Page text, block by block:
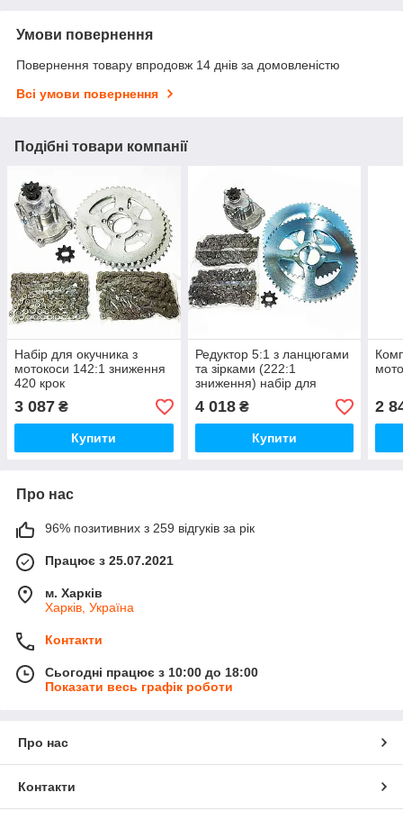
Умови повернення
Повернення товару впродовж 14 днів за домовленістю
Всі умови повернення
Подібні товари компанії
Набір для окучника з
мотокоси 142:1 зниження
420 крок
3 087 ₴
Купити
Редуктор 5:1 з ланцюгами
та зірками (222:1
зниження) набір для
окучата 420 крок
4 018₴
Купити
2
Про нас
96% позитивних з 259 відгуків за рік
Працює з 25.07.2021
м. Харків
Харків, Україна
Контакти
Сьогодні працює з 10:00 до 18:00
Показати весь графік роботи
Про нас
Контакти